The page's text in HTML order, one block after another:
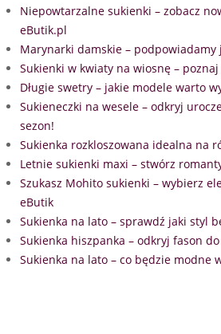
Niepowtarzalne sukienki – zobacz
eButik.pl
Marynarki damskie – podpowiadamy
Sukienki w kwiaty na wiosnę –
Długie swetry – jakie modele warto
Sukieneczki na wesele – odkryj
sezon!
Sukienka rozkloszowana idealna na
Letnie sukienki maxi – stwórz
Szukasz Mohito sukienki – wybierz
eButik
Sukienka na lato – sprawdź jaki styl
Sukienka hiszpanka – odkryj fason
Sukienka na lato – co będzie modne